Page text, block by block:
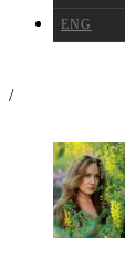
ENG
/